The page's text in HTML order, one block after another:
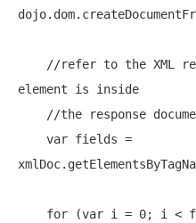
//refer to the XML
element is inside
//the response
var fields =
for (var i = 0; i <